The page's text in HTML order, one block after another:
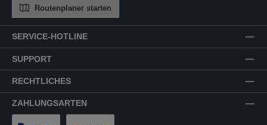
SERVICE-HOTLINE
SUPPORT
RECHTLICHES
ZAHLUNGSARTEN
Routenplaner starten